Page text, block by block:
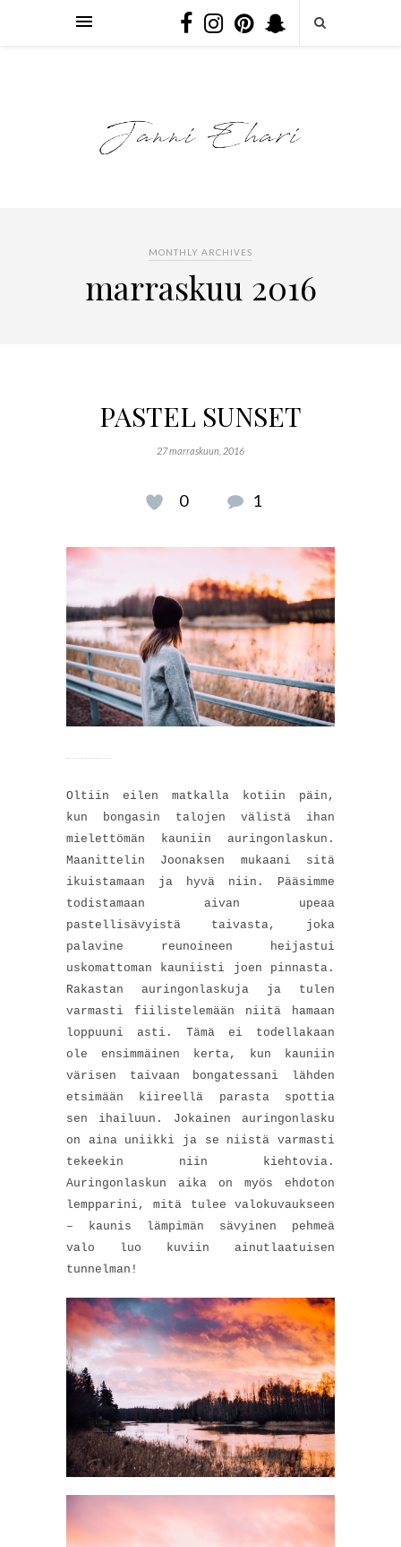
MONTHLY ARCHIVES
marraskuu 2016
PASTEL SUNSET
27 marraskuun, 2016
0 1
Oltiin eilen matkalla kotiin päin,
kun bongasin talojen välistä ihan
mielettömän kauniin auringonlaskun.
Maanittelin Joonaksen mukaani sitä
ikuistamaan ja hyvä niin. Pääsimme
todistamaan aivan upeaa
pastellisävyistä taivasta, joka
palavine reunoineen heijastui
uskomattoman kauniisti joen pinnasta.
Rakastan auringonlaskuja ja tulen
varmasti fiilistelemään niitä hamaan
loppuuni asti. Tämä ei todellakaan
ole ensimmäinen kerta, kun kauniin
värisen taivaan bongatessani lähden
etsimään kiireellä parasta spottia
sen ihailuun. Jokainen auringonlasku
on aina uniikki ja se niistä varmasti
tekeekin niin kiehtovia.
Auringonlaskun aika on myös ehdoton
lempparini, mitä tulee valokuvaukseen
– kaunis lämpimän sävyinen pehmeä
valo luo kuviin ainutlaatuisen
tunnelman!